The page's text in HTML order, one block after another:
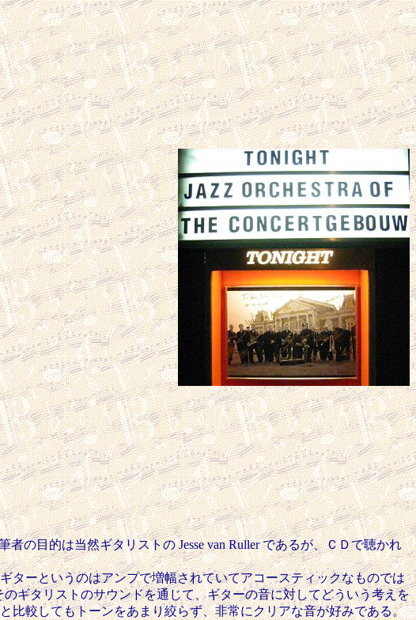
の目的は当然ギタリストの Jesse van Ruller であるが、ＣＤで聴かれ
ターというのはアンプで増幅されていてアコースティックなものでは
ギタリストのサウンドを通じて、ギターの音に対してどういう考えを
比較してもトーンをあまり絞らず、非常にクリアな音が好みである。